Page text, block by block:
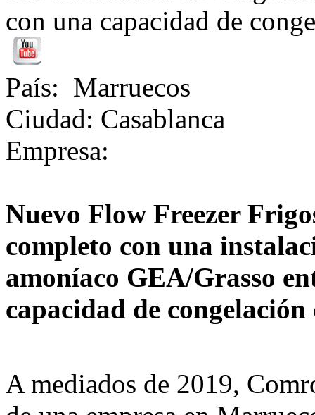
País: Marruecos
Ciudad: Casablanca
Empresa:
Nuevo Flow Freezer
completo con una
amoníaco GEA/Grasso
capacidad de
A mediados de 2019,